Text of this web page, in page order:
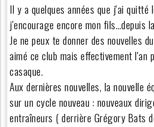
Il y a quelques années que j'ai
j'encourage encore mon fils…depuis
Je ne peux te donner des nouvelles
aimé ce club mais effectivement l'an
casaque.
Aux dernières nouvelles, la nouvelle
sur un cycle nouveau : nouveaux
entraîneurs ( derrière Grégory Bats